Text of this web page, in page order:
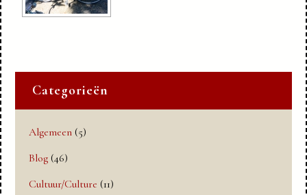
Categorieën
Algemeen (5)
Blog (46)
Cultuur/Culture (11)